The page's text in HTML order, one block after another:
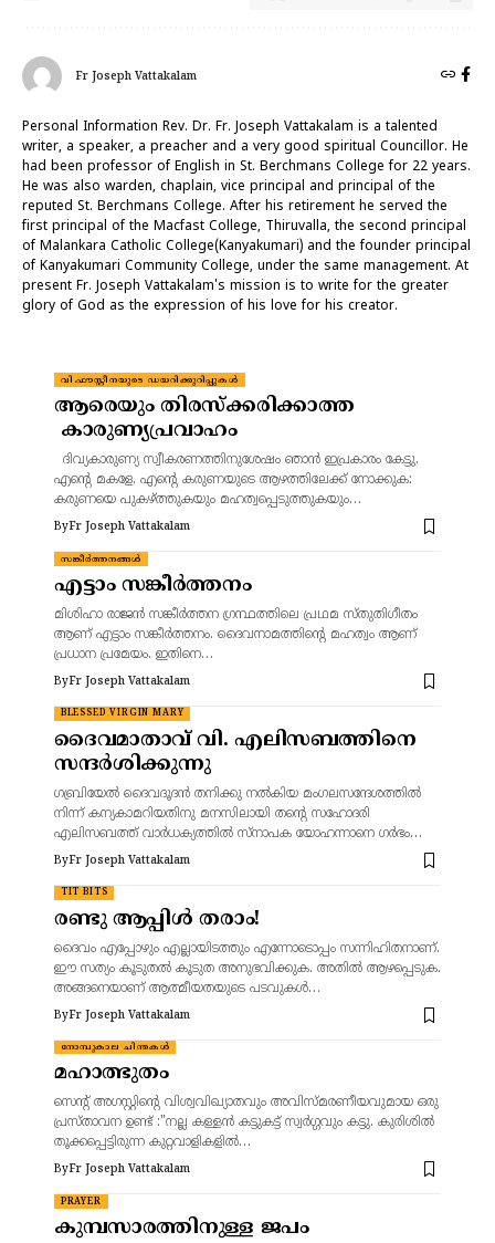
Fr Joseph Vattakalam
Personal Information Rev. Dr. Fr. Joseph Vattakalam is a talented
writer, a speaker, a preacher and a very good spiritual Councillor. He
had been professor of English in St. Berchmans College for 22 years.
He was also warden, chaplain, vice principal and principal of the
reputed St. Berchmans College. After his retirement he served the
first principal of the Macfast College, Thiruvalla, the second principal
of Malankara Catholic College(Kanyakumari) and the founder principal
of Kanyakumari Community College, under the same management. At
present Fr. Joseph Vattakalam's mission is to write for the greater
glory of God as the expression of his love for his creator.
വി.ഫൗസ്റ്റീനയുടെ ഡയറിക്കുറിപ്പുകൾ
ആരെയും തിരസ്ക്കരിക്കാത്ത
കാരുണ്യപ്രവാഹം
ദിവ്യകാരുണ്യ സ്വീകരണത്തിനുശേഷം ഞാൻ ഇപ്രകാരം കേട്ടു,
എന്റെ മകളേ, എന്റെ കരുണയുടെ ആഴത്തിലേക്ക് നോക്കുക:
കരുണയെ പുകഴ്ത്തുകയും മഹത്വപ്പെടുത്തുകയും…
ByFr Joseph Vattakalam
സങ്കീർത്തനങ്ങൾ
എട്ടാം സങ്കീർത്തനം
മിശിഹാ രാജൻ സങ്കീർത്തന ഗ്രന്ഥത്തിലെ പ്രഥമ സ്തുതിഗീതം
ആണ് എട്ടാം സങ്കീർത്തനം. ദൈവനാമത്തിന്റെ മഹത്വം ആണ്
പ്രധാന പ്രമേയം. ഇതിനെ…
ByFr Joseph Vattakalam
BLESSED VIRGIN MARY
ദൈവമാതാവ് വി. എലിസബത്തിനെ
സന്ദർശിക്കുന്നു
ഗബ്രിയേൽ ദൈവദൂദൻ തനിക്കു നൽകിയ മംഗലസന്ദേശത്തിൽ
നിന്ന് കന്യകാമറിയതിനു മനസിലായി തന്റെ സഹോദരി
എലിസബത്ത് വാർധക്യത്തിൽ സ്നാപക യോഹന്നാനെ ഗർഭം…
ByFr Joseph Vattakalam
TIT BITS
രണ്ടു ആപ്പിൾ തരാം!
ദൈവം എപ്പോഴും എല്ലായിടത്തും എന്നോടൊപ്പം സന്നിഹിതനാണ്.
ഈ സത്യം കൂടുതൽ കൂടുത അനുഭവിക്കുക. അതിൽ ആഴപ്പെടുക.
അങ്ങനെയാണ് ആത്മീയതയുടെ പടവുകൾ…
ByFr Joseph Vattakalam
നോമ്പുകാല ചിന്തകൾ
മഹാത്ഭുതം
സെന്റ് അഗസ്റ്റിന്റെ വിശ്വവിഖ്യാതവും അവിസ്മരണീയവുമായ ഒരു
പ്രസ്താവന ഉണ്ട് :"നല്ല കള്ളൻ കട്ടുകട്ട് സ്വർഗ്ഗവും കട്ടു. കുരിശില്‍
തൂക്കപ്പെട്ടിരുന്ന കുറ്റവാളികളില്‍…
ByFr Joseph Vattakalam
PRAYER
കുമ്പസാരത്തിനുള്ള ജപം